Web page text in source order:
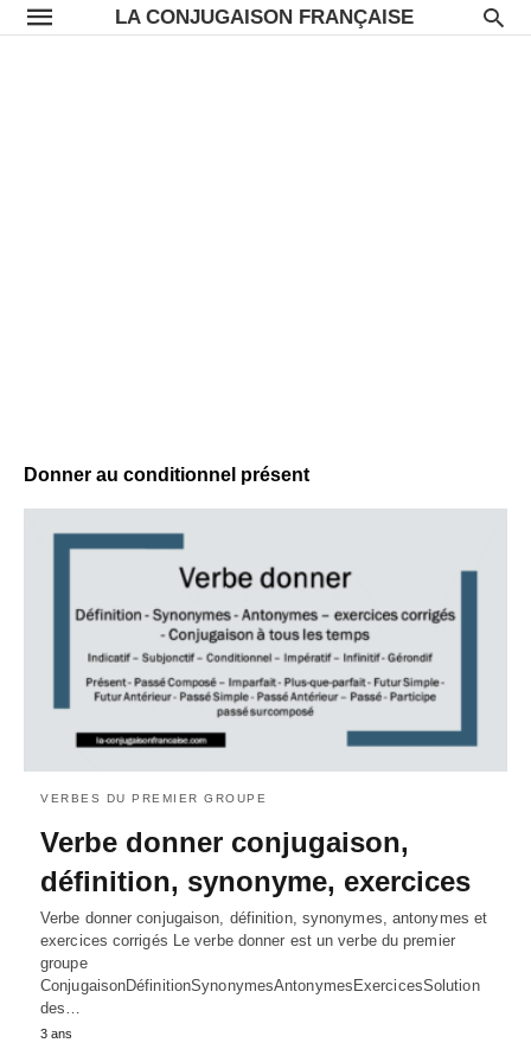
LA CONJUGAISON FRANÇAISE
Donner au conditionnel présent
VERBES DU PREMIER GROUPE
Verbe donner conjugaison,
définition, synonyme, exercices
Verbe donner conjugaison, définition, synonymes, antonymes et
exercices corrigés Le verbe donner est un verbe du premier
groupe
ConjugaisonDéfinitionSynonymesAntonymesExercicesSolution
des…
3 ans